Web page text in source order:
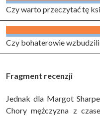
Czy warto przeczytać tę
Czy bohaterowie wzbudzili
Fragment recenzji
Jednak dla Margot
Chory mężczyzna z